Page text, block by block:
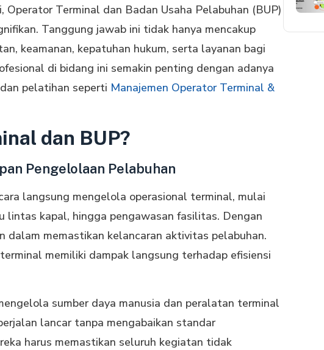
Terminal dan Badan Usaha Pelabuhan (BUP)
Tanggung jawab ini tidak hanya mencakup
keamanan, kepatuhan hukum, serta layanan bagi
di bidang ini semakin penting dengan adanya
pelatihan seperti Manajemen Operator Terminal &
dan BUP?
Pengelolaan Pelabuhan
langsung mengelola operasional terminal, mulai
lintas kapal, hingga pengawasan fasilitas. Dengan
dalam memastikan kelancaran aktivitas pelabuhan.
memiliki dampak langsung terhadap efisiensi
sumber daya manusia dan peralatan terminal
lancar tanpa mengabaikan standar
harus memastikan seluruh kegiatan tidak